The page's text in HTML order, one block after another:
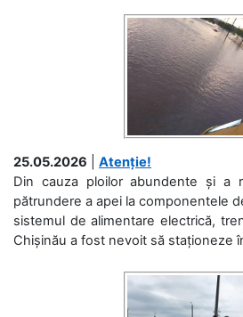
25.05.2026
Atenție!
Din cauza ploilor abundente și a
pătrundere a apei la componentele
sistemul de alimentare electrică,
Chișinău a fost nevoit să staționeze